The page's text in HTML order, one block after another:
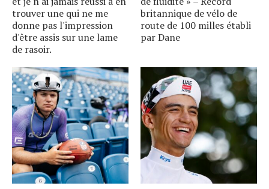
trouver une qui ne me
donne pas l'impression
d'être assis sur une lame
de rasoir.
britannique de vélo de
route de 100 milles établi
par Dane